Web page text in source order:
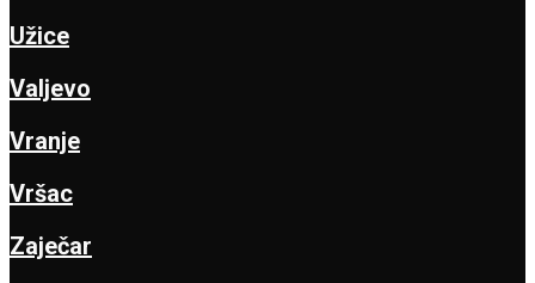
Užice
Valjevo
Vranje
Vršac
Zaječar